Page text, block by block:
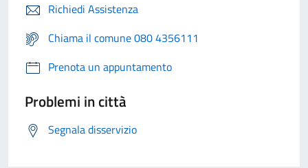
Richiedi Assistenza
Chiama il comune 080 4356111
Prenota un appuntamento
Problemi in città
Segnala disservizio